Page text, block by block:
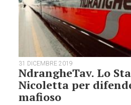
31 DICEMBRE 2019
NdrangheTav. Lo
Nicoletta per
mafioso